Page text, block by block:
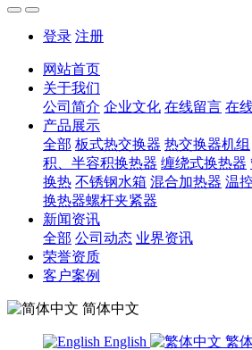
登录 注册
网站首页
关于我们
公司简介 企业文化 在线留言 在
产品展示
全部 板式热交换器 热交换器机组
积、半容积换热器 缠绕式换热器
换热 不锈钢水箱 混合加热器 温
换热器螺杆夹紧器
新闻资讯
全部 公司动态 业界资讯
荣誉资质
客户案例
简体中文
English 繁